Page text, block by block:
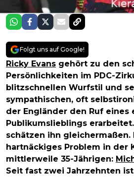
Folgt uns auf Google!
Ricky Evans gehört zu den
Persönlichkeiten im PDC-
blitzschnellen Wurfstil und
sympathischen, oft
der Engländer den Ruf eines
Publikumslieblings
schätzen ihn gleichermaßen.
hartnäckiges Problem in der
mittlerweile 35-Jährigen:
Seit fast zwei Jahrzehnten